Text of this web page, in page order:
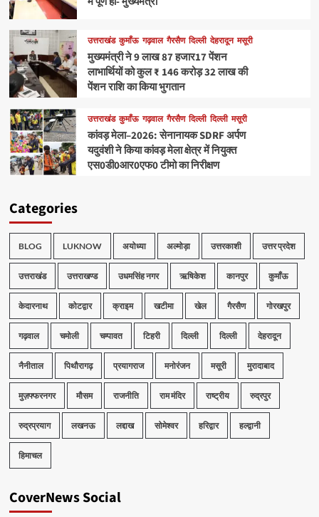
उत्तराखंड कुमाँऊ गढ़वाल गैरसैण दिल्ली देहरादून मसूरी
मुख्यमंत्री ने 9 लाख 87 हजार17 पेंशन
लाभार्थियों को कुल ₹ 146 करोड़ 32 लाख की
पेंशन राशि का किया भुगतान
उत्तराखंड कुमाँऊ गढ़वाल गैरसैण दिल्ली दिल्ली मसूरी
कांवड़ मेला–2026: सेनानायक SDRF अर्पण
यदुवंशी ने किया कांवड़ मेला क्षेत्र में नियुक्त
एस0डी0आर0एफ0 टीमो का निरीक्षण
Categories
BLOG LUKNOW अयोध्या अल्मोड़ा उत्तरकाशी उत्तर प्रदेश
उत्तराखंड उत्तराखण्ड उधमसिंह नगर ऋषिकेश कानपुर कुमाँऊ
केदारनाथ कोटद्वार क्राइम खटीमा खेल गैरसैण गोरखपुर
गढ़वाल चमोली चम्पावत टिहरी दिल्ली दिल्ली देहरादून
नैनीताल पिथौरागढ़ प्रयागराज मनोरंजन मसूरी मुरादाबाद
मुज़फ्फरनगर मौसम राजनीति राम मंदिर राष्ट्रीय रुद्रपुर
रुद्रप्रयाग लखनऊ लद्दाख सोमेश्वर हरिद्वार हल्द्वानी
हिमाचल
CoverNews Social